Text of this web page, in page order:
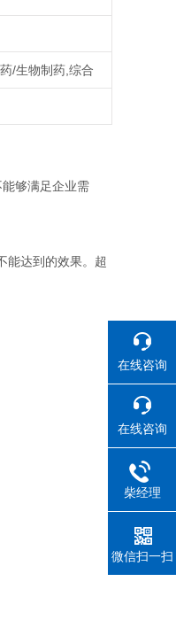
/生物制药,综合
够满足企业需
能达到的效果。超
在线咨询
在线咨询
柴经理
微信扫一扫